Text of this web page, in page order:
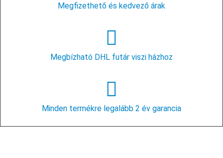
Megfizethető és kedvező árak
Megbízható DHL futár viszi házhoz
Minden termékre legalább 2 év garancia